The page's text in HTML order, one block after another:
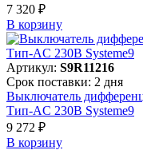
7 320 ₽
В корзинy
Артикул: S9R11216
Срок поставки: 2 дня
Выключатель
Тип-AC 230В Systeme9
9 272 ₽
В корзинy